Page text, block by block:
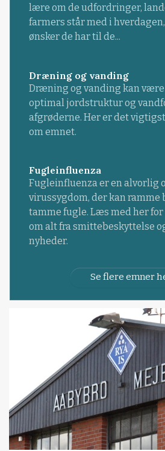
lære om de udfordringer,
farmers står med i
ønsker de har til de...
Dræning og vanding
Dræning og vanding kan
optimal jordstruktur og
afgrøderne. Her er det
om emnet.
Fugleinfluenza
Fugleinfluenza er en alvorlig
virussygdom, der kan ramme
tamme fugle. Læs med her
om alt fra smittebeskyttelse
nyheder.
Se flere emner